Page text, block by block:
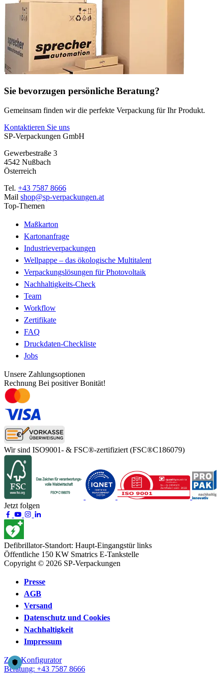
Sie bevorzugen persönliche Beratung?
Gemeinsam finden wir die perfekte Verpackung für Ihr Produkt.
Kontaktieren Sie uns
SP-Verpackungen GmbH
Gewerbestraße 3
4542 Nußbach
Österreich
Tel. +43 7587 8666
Mail shop@sp-verpackungen.at
Top-Themen
Maßkarton
Kartonanfrage
Industrieverpackungen
Wellpappe – das ökologische Multitalent
Verpackungslösungen für Photovoltaik
Nachhaltigkeits-Check
Team
Workflow
Zertifikate
FAQ
Druckdaten-Checkliste
Jobs
Unsere Zahlungsoptionen
Rechnung Bei positiver Bonität!
Wir sind ISO9001- & FSC®-zertifiziert (FSC®C186079)
Jetzt folgen
Defibrillator-Standort: Haupt-Eingangstür links
Öffentliche 150 KW Smatrics E-Tankstelle
Copyright © 2026 SP-Verpackungen
Presse
AGB
Versand
Datenschutz und Cookies
Nachhaltigkeit
Impressum
Zum Konfigurator
Beratung: +43 7587 8666